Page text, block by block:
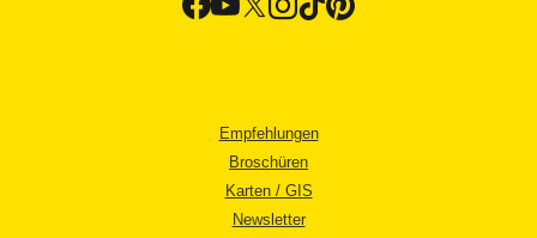
Empfehlungen
Broschüren
Karten / GIS
Newsletter